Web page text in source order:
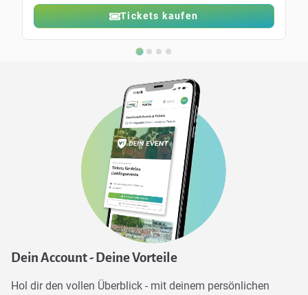
Tickets kaufen
Dein Account - Deine Vorteile
Hol dir den vollen Überblick - mit deinem persönlichen